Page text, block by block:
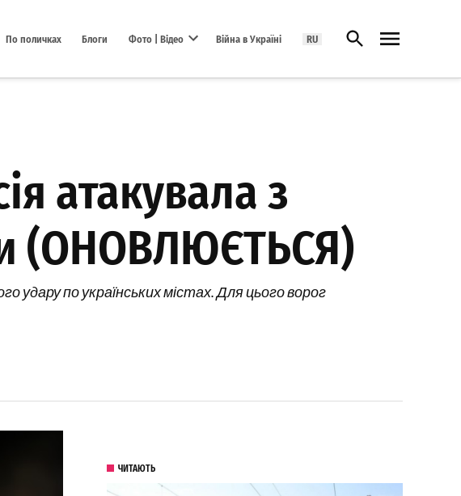
По поличках Блоги Фото | Відео Війна в Україні RU Відкрити пошук
атакувала з
(ОНОВЛЮЄТЬСЯ)
удару по українських містах. Для цього ворог
ЧИТАЮТЬ